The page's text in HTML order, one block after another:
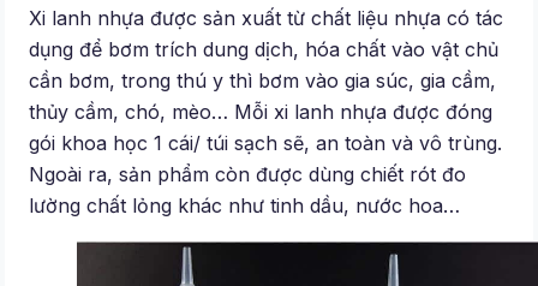
Xi lanh nhựa được sản xuất từ chất liệu nhựa có tác
dụng để bơm trích dung dịch, hóa chất vào vật chủ
cần bơm, trong thú y thì bơm vào gia súc, gia cầm,
thủy cầm, chó, mèo… Mỗi xi lanh nhựa được đóng
gói khoa học 1 cái/ túi sạch sẽ, an toàn và vô trùng.
Ngoài ra, sản phẩm còn được dùng chiết rót đo
lường chất lỏng khác như tinh dầu, nước hoa…